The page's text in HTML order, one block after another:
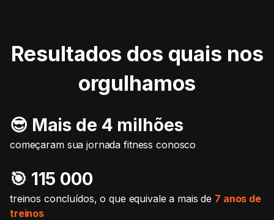
Resultados dos quais nos
orgulhamos
😎 Mais de 4 milhões
começaram sua jornada fitness conosco
🎯️ 115 000
treinos concluídos, o que equivale a mais de 7 anos de
treinos